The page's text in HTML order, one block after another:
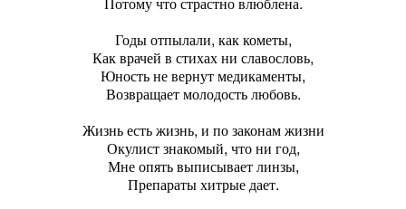
Годы отпылали, как кометы,
Как врачей в стихах ни славословь,
Юность не вернут медикаменты,
Возвращает молодость любовь.
Жизнь есть жизнь, и по законам жизни
Окулист знакомый, что ни год,
Мне опять выписывает линзы,
Препараты хитрые дает.